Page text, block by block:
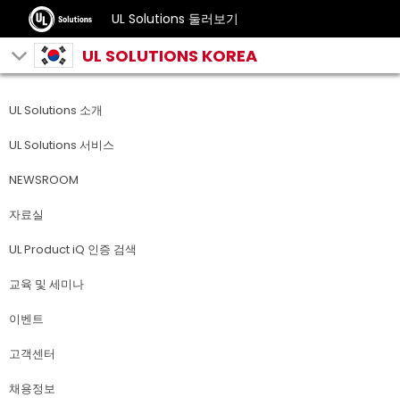
UL Solutions 둘러보기
UL SOLUTIONS KOREA
UL Solutions 소개
UL Solutions 서비스
NEWSROOM
자료실
UL Product iQ 인증 검색
교육 및 세미나
이벤트
고객센터
채용정보